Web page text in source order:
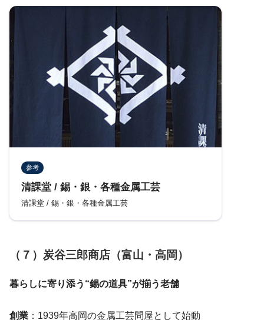
参考
清課堂 / 錫・銀・各種金属工芸
清課堂 / 錫・銀・各種金属工芸
（７）炭谷三郎商店（富山・高岡）
暮らしに寄り添う“錫の道具”が揃う老舗
創業 ：1939年高岡の金属工芸問屋として始動